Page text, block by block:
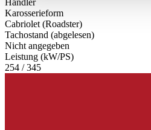
haben oder die sie im Rahmen
gesammelt haben.
Händler
Karosserieform
Cabriolet (Roadster)
Tachostand (abgelesen)
Nicht angegeben
Leistung (kW/PS)
254 / 345